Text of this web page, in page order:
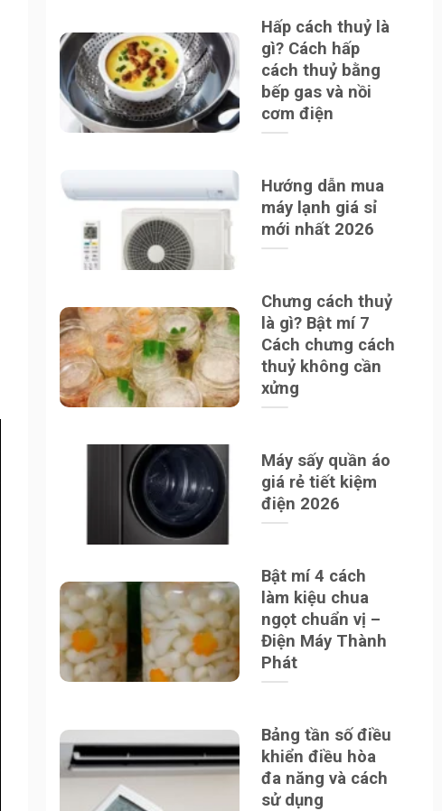
Hấp cách thuỷ là
gì? Cách hấp
cách thuỷ bằng
bếp gas và nồi
cơm điện
Hướng dẫn mua
máy lạnh giá sỉ
mới nhất 2026
Chưng cách thuỷ
là gì? Bật mí 7
Cách chưng cách
thuỷ không cần
xửng
Máy sấy quần áo
giá rẻ tiết kiệm
điện 2026
Bật mí 4 cách
làm kiệu chua
ngọt chuẩn vị –
Điện Máy Thành
Phát
Bảng tần số điều
khiển điều hòa
đa năng và cách
sử dụng